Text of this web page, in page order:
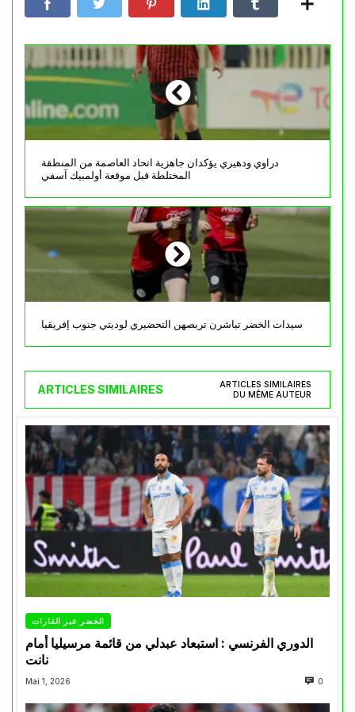
دراوي ودهيري يؤكدان جاهزية اتحاد العاصمة من المنطقة
المختلطة قبل موقعة أولمبيك آسفي
سيدات الخضر تباشرن تربصهن التحضيري لوديتي جنوب إفريقيا
ARTICLES SIMILAIRES
ARTICLES SIMILAIRES
DU MÊME AUTEUR
الخضر عبر القارات
الدوري الفرنسي : استبعاد عبدلي من قائمة مرسيليا أمام
نانت
Mai 1, 2026 0